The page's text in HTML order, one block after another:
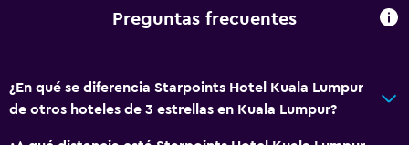
Minimercado en las instalaciones
Check-in/check-out privado
Preguntas frecuentes
¿En qué se diferencia Starpoints Hotel Kuala Lumpur
de otros hoteles de 3 estrellas en Kuala Lumpur?